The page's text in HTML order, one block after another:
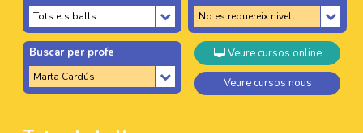
Buscar per profe Veure cursos online
Veure cursos nous